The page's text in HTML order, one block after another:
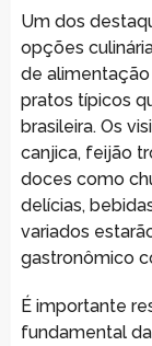
Um dos
opções
de
pratos típicos
brasileira. Os
canjica, feijão
doces como
delícias,
variados
gastronômico
É importante
fundamental